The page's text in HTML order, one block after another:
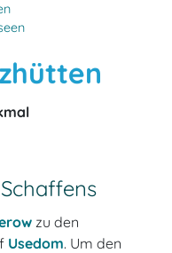
zu den
Usedom. Um den